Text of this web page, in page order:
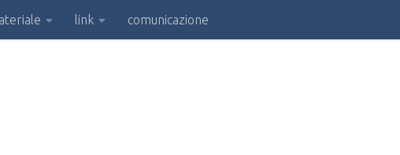
link comunicazione